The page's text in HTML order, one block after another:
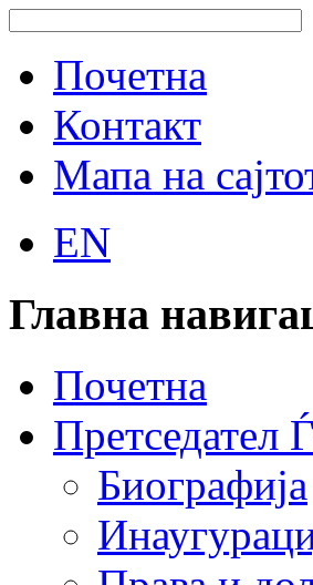
Почетна
Контакт
Мапа на
EN
Главна
Почетна
Претседател
Биографија